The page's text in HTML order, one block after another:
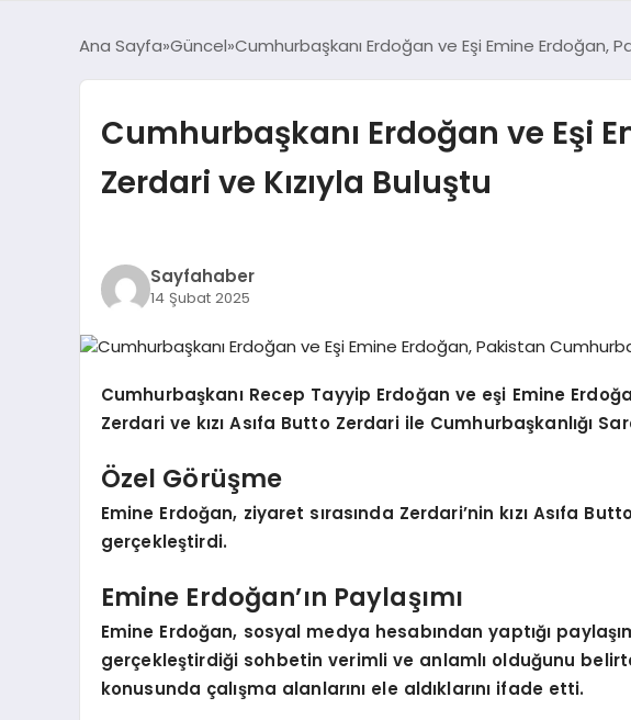
Ana Sayfa Güncel Cumhurbaşkanı Erdoğan ve Eşi Emine Erdoğan,
Cumhurbaşkanı Erdoğan ve Eşi
Zerdari ve Kızıyla Buluştu
Sayfahaber
14 Şubat 2025
Cumhurbaşkanı Recep Tayyip Erdoğan ve eşi Emine
Zerdari ve kızı Asıfa Butto Zerdari ile Cumhurbaşkanlığı
Özel Görüşme
Emine Erdoğan, ziyaret sırasında Zerdari’nin kızı Asıfa
gerçekleştirdi.
Emine Erdoğan’ın Paylaşımı
Emine Erdoğan, sosyal medya hesabından yaptığı
gerçekleştirdiği sohbetin verimli ve anlamlı olduğunu
konusunda çalışma alanlarını ele aldıklarını ifade etti.